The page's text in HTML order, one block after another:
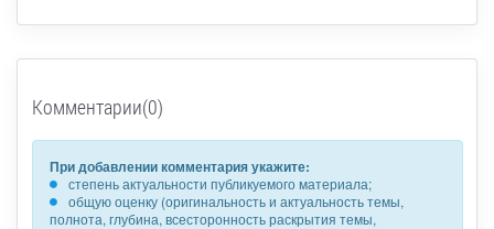
Комментарии(0)
При добавлении комментария укажите:
степень актуальности публикуемого материала;
общую оценку (оригинальность и актуальность темы,
полнота, глубина, всесторонность раскрытия темы,